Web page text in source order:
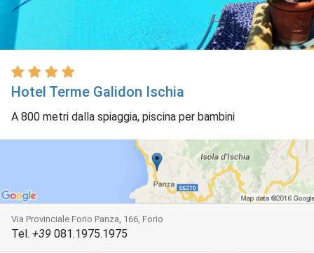
Hotel Terme Galidon Ischia
A 800 metri dalla spiaggia, piscina per bambini
Via Provinciale Forio Panza, 166, Forio
Tel. +39 081.1975.1975